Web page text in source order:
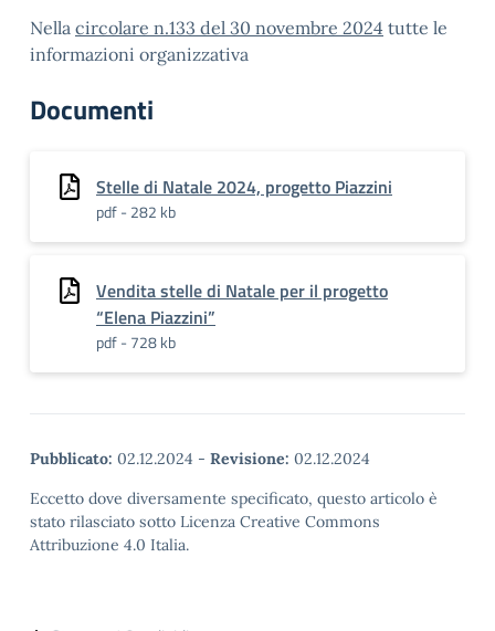
Nella circolare n.133 del 30 novembre 2024 tutte le
informazioni organizzativa
Documenti
Stelle di Natale 2024, progetto Piazzini
pdf - 282 kb
Vendita stelle di Natale per il progetto
“Elena Piazzini”
pdf - 728 kb
Pubblicato: 02.12.2024 - Revisione: 02.12.2024
Eccetto dove diversamente specificato, questo articolo è
stato rilasciato sotto Licenza Creative Commons
Attribuzione 4.0 Italia.